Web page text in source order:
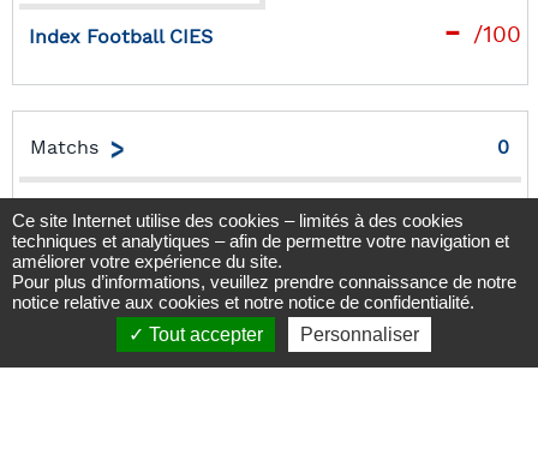
Index Football CIES - /100
Matchs 0
Uniquement rencontres de championnat au niveau
adulte
Buts
Uniquement buts en championnat au niveau adulte
Saisons
Nombre de saisons disputées depuis le début de la
carrière au niveau adulte
Nombre de clubs depuis le début de la carrière au
Ce site Internet utilise des cookies – limités à des cookies
techniques et analytiques – afin de permettre votre navigation et
améliorer votre expérience du site.
Pour plus d’informations, veuillez prendre connaissance de notre
notice relative aux cookies et notre notice de confidentialité.
Tout accepter
Personnaliser